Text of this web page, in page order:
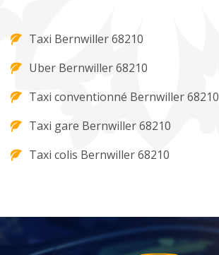
Taxi Bernwiller 68210
Uber Bernwiller 68210
Taxi conventionné Bernwiller 68210
Taxi gare Bernwiller 68210
Taxi colis Bernwiller 68210